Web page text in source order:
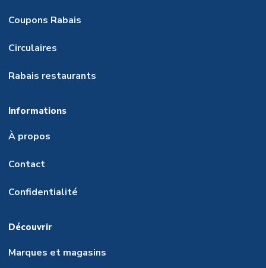
Coupons Rabais
Circulaires
Rabais restaurants
Informations
À propos
Contact
Confidentialité
Découvrir
Marques et magasins